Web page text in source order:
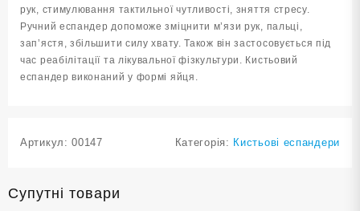
рук, стимулювання тактильної чутливості, зняття стресу.
Ручний еспандер допоможе зміцнити м’язи рук, пальці,
зап’ястя, збільшити силу хвату. Також він застосовується під
час реабілітації та лікувальної фізкультури. Кистьовий
еспандер виконаний у формі яйця.
Артикул:00147 Категорія: Кистьові еспандери
Супутні товари